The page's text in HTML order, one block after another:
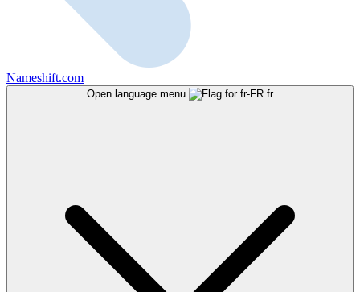
Nameshift.com
Open language menu fr